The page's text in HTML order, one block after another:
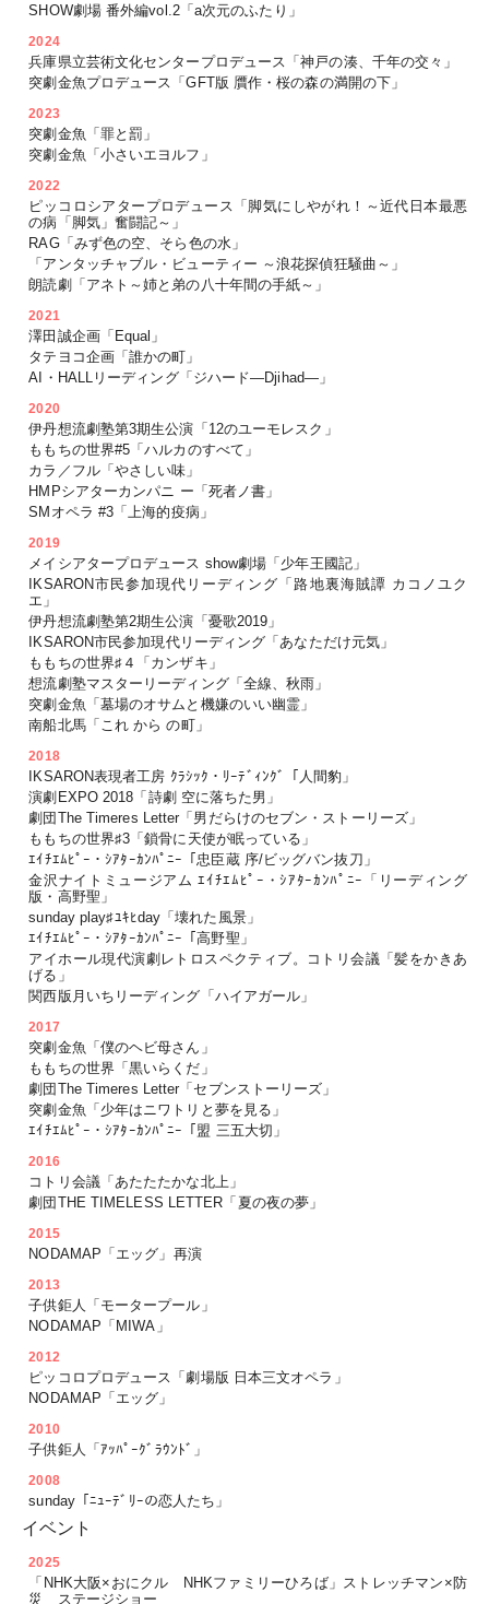
SHOW劇場 番外編vol.2「a次元のふたり」
2024
兵庫県立芸術文化センタープロデュース「神戸の湊、千年の交々」
突劇金魚プロデュース「GFT版 贋作・桜の森の満開の下」
2023
突劇金魚「罪と罰」
突劇金魚「小さいエヨルフ」
2022
ピッコロシアタープロデュース「脚気にしやがれ！～近代日本最悪
の病「脚気」奮闘記～」
RAG「みず色の空、そら色の水」
「アンタッチャブル・ビューティー ～浪花探偵狂騒曲～」
朗読劇「アネト～姉と弟の八十年間の手紙～」
2021
澤田誠企画「Equal」
タテヨコ企画「誰かの町」
AI・HALLリーディング「ジハード―Djihad―」
2020
伊丹想流劇塾第3期生公演「12のユーモレスク」
ももちの世界#5「ハルカのすべて」
カラ／フル「やさしい味」
HMPシアターカンパニ ー「死者ノ書」
SMオペラ #3「上海的疫病」
2019
メイシアタープロデュース show劇場「少年王國記」
IKSARON市民参加現代リーディング「路地裏海賊譚 カコノユク
エ」
伊丹想流劇塾第2期生公演「憂歌2019」
IKSARON市民参加現代リーディング「あなただけ元気」
ももちの世界♯４「カンザキ」
想流劇塾マスターリーディング「全線、秋雨」
突劇金魚「墓場のオサムと機嫌のいい幽霊」
南船北馬「これ から の町」
2018
IKSARON表現者工房 ｸﾗｼｯｸ・ﾘｰﾃﾞｨﾝｸﾞ「人間豹」
演劇EXPO 2018「詩劇 空に落ちた男」
劇団The Timeres Letter「男だらけのセブン・ストーリーズ」
ももちの世界♯3「鎖骨に天使が眠っている」
ｴｲﾁｴﾑﾋﾟｰ・ｼｱﾀｰｶﾝﾊﾟﾆｰ「忠臣蔵 序/ビッグバン抜刀」
金沢ナイトミュージアム ｴｲﾁｴﾑﾋﾟｰ・ｼｱﾀｰｶﾝﾊﾟﾆｰ「リーディング
版・高野聖」
sunday play♯ﾕｷﾋday「壊れた風景」
ｴｲﾁｴﾑﾋﾟｰ・ｼｱﾀｰｶﾝﾊﾟﾆｰ「高野聖」
アイホール現代演劇レトロスペクティブ。コトリ会議「髪をかきあ
げる」
関西版月いちリーディング「ハイアガール」
2017
突劇金魚「僕のヘビ母さん」
ももちの世界「黒いらくだ」
劇団The Timeres Letter「セブンストーリーズ」
突劇金魚「少年はニワトリと夢を見る」
ｴｲﾁｴﾑﾋﾟｰ・ｼｱﾀｰｶﾝﾊﾟﾆｰ「盟 三五大切」
2016
コトリ会議「あたたたかな北上」
劇団THE TIMELESS LETTER「夏の夜の夢」
2015
NODAMAP「エッグ」再演
2013
子供鉅人「モータープール」
NODAMAP「MIWA」
2012
ピッコロプロデュース「劇場版 日本三文オペラ」
NODAMAP「エッグ」
2010
子供鉅人「ｱｯﾊﾟｰｸﾞﾗｳﾝﾄﾞ」
2008
sunday「ﾆｭｰﾃﾞﾘｰの恋人たち」
イベント
2025
「NHK大阪×おにクル NHKファミリーひろば」ストレッチマン×防
災 ステージショー